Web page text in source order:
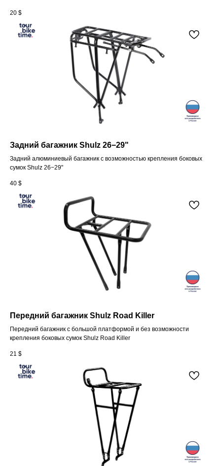
20 $
Задний багажник Shulz 26−29"
Задний алюминиевый багажник c возможностью крепления боковых
сумок Shulz 26−29"
40 $
Передний багажник Shulz Road Killer
Передний багажник c большой платформой и без возможности
крепления боковых сумок Shulz Road Killer
21 $